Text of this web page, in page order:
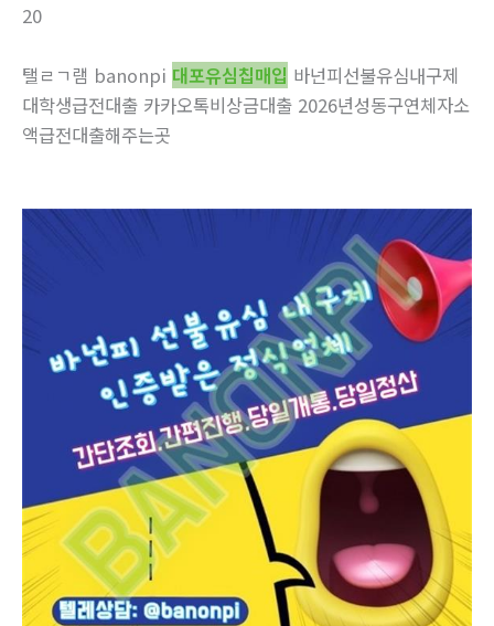
20
탤ㄹㄱ램 banonpi 대포유심칩매입 바넌피선불유심내구제
대학생급전대출 카카오톡비상금대출 2026년성동구연체자소
액급전대출해주는곳